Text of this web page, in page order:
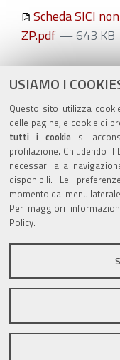
USIAMO I
Questo sito utilizza
delle pagine, e cookie di
tutti i cookiesi
profilazione. Chiudendo
necessari alla
disponibili. Le
momento dal menu
Per maggiori
Policy.
Scheda SICI
ZP.pdf— 643 KB
Azioni
sul
documento
ultima
Sito istituzionale